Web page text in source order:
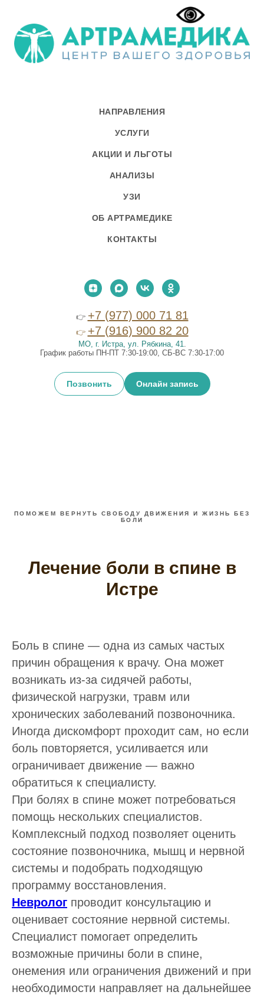
НАПРАВЛЕНИЯ
УСЛУГИ
АКЦИИ И ЛЬГОТЫ
АНАЛИЗЫ
УЗИ
ОБ АРТРАМЕДИКЕ
КОНТАКТЫ
👉 +7 (977) 000 71 81
👉 +7 (916) 900 82 20
МО, г. Истра, ул. Рябкина, 41.
График работы ПН-ПТ 7:30-19:00, СБ-ВС 7:30-17:00
Позвонить Онлайн запись
ПОМОЖЕМ ВЕРНУТЬ СВОБОДУ ДВИЖЕНИЯ И ЖИЗНЬ БЕЗ
БОЛИ
Лечение боли в спине в
Истре
Боль в спине — одна из самых частых
причин обращения к врачу. Она может
возникать из-за сидячей работы,
физической нагрузки, травм или
хронических заболеваний позвоночника.
Иногда дискомфорт проходит сам, но если
боль повторяется, усиливается или
ограничивает движение — важно
обратиться к специалисту.
При болях в спине может потребоваться
помощь нескольких специалистов.
Комплексный подход позволяет оценить
состояние позвоночника, мышц и нервной
системы и подобрать подходящую
программу восстановления.
Невролог проводит консультацию и
оценивает состояние нервной системы.
Специалист помогает определить
возможные причины боли в спине,
онемения или ограничения движений и при
необходимости направляет на дальнейшее